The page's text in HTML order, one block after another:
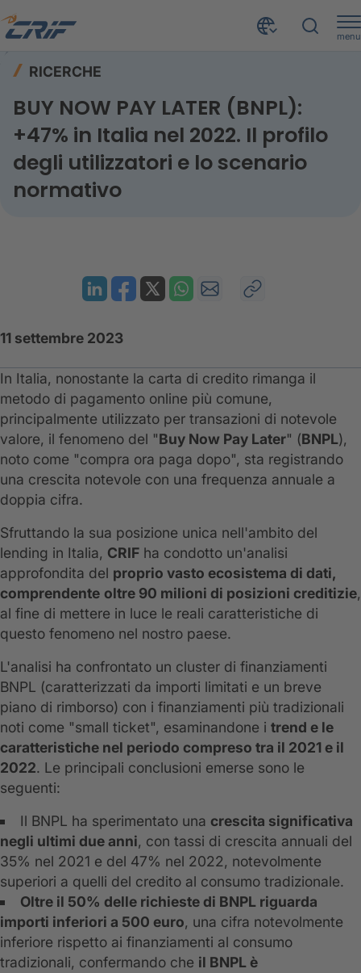
menu
RICERCHE
BUY NOW PAY LATER (BNPL):
+47% in Italia nel 2022. Il profilo
degli utilizzatori e lo scenario
normativo
11 settembre 2023
In Italia, nonostante la carta di credito rimanga il
metodo di pagamento online più comune,
principalmente utilizzato per transazioni di notevole
valore, il fenomeno del "Buy Now Pay Later" (BNPL),
noto come "compra ora paga dopo", sta registrando
una crescita notevole con una frequenza annuale a
doppia cifra.
Sfruttando la sua posizione unica nell'ambito del
lending in Italia, CRIF ha condotto un'analisi
approfondita del proprio vasto ecosistema di dati,
comprendente oltre 90 milioni di posizioni creditizie,
al fine di mettere in luce le reali caratteristiche di
questo fenomeno nel nostro paese.
L'analisi ha confrontato un cluster di finanziamenti
BNPL (caratterizzati da importi limitati e un breve
piano di rimborso) con i finanziamenti più tradizionali
noti come "small ticket", esaminandone i trend e le
caratteristiche nel periodo compreso tra il 2021 e il
2022. Le principali conclusioni emerse sono le
seguenti:
Il BNPL ha sperimentato una crescita significativa
negli ultimi due anni, con tassi di crescita annuali del
35% nel 2021 e del 47% nel 2022, notevolmente
superiori a quelli del credito al consumo tradizionale.
Oltre il 50% delle richieste di BNPL riguarda
importi inferiori a 500 euro, una cifra notevolmente
inferiore rispetto ai finanziamenti al consumo
tradizionali, confermando che il BNPL è